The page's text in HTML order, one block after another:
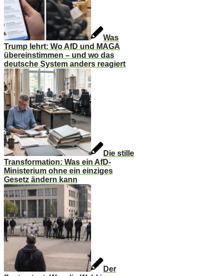
Was
Trump lehrt: Wo AfD und MAGA
übereinstimmen – und wo das
deutsche System anders reagiert
Die stille
Transformation: Was ein AfD-
Ministerium ohne ein einziges
Gesetz ändern kann
Der